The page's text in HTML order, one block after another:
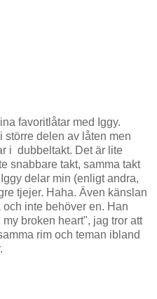
favoritlåtar med Iggy.
större delen av låten men
i dubbeltakt. Det är lite
snabbare takt, samma takt
delar min (enligt andra,
tjejer. Haha. Även känslan
inte behöver en. Han
broken heart", jag tror att
rim och teman ibland